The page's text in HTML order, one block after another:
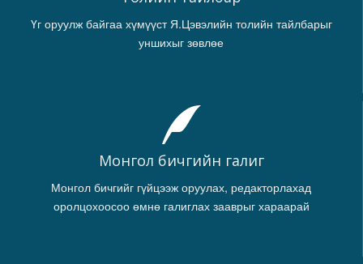
Үг оруулж байгаа хүмүүст Я.Цэвэлийн толийн тайлбарыг
уншихыг зөвлөе
Монгол бичгийн галиг
Монгол бичгийг гүйцээж оруулах, редакторлахад
оролцохоосоо өмнө галиглах зааврыг хараарай